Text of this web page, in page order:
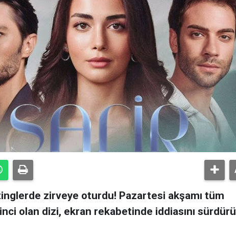
zirveye oturdu! Pazartesi akşamı tüm
olan dizi, ekran rekabetinde iddiasını